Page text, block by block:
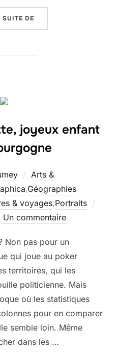
SUITE DE
joyeux enfant
Arts &
,Géographies
& voyages,Portraits
Un commentaire
Non pas pour un
qui joue au poker
territoires, qui les
politicienne. Mais
où les statistiques
pour en comparer
semble loin. Même
dans les …